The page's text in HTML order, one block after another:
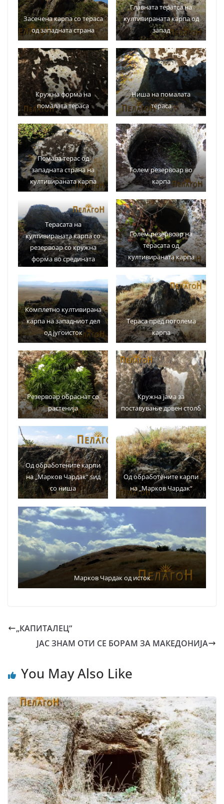
Засечена карпа со тераса
од западната страна
Главната тератса на
култивираната карпа од
запад
Кружна форма на
помалата тераса
Ниша на помалата
тераса
Помала терас од
западната страна на
култивираната карпа
Голем резервоар во
карпа
Терасата на
култивираната карпа со
резервоар со кружна
форма во средината
Голем резервоар на
терасата од
култивираната карпа
Комплетно култивирана
карпа на западниот дел
од југоисток
Тераса пред поголема
карпа
Резервоар обраснат со
растенија
Кружна јама за
поставување дрвен столб
Од обработените карпи
на „Марков Чардак“ ѕид
со ниша
Од обработените карпи
на „Марков Чардак“
Марков Чардак од исток
„КАПИТАЛЕЦ“
ЈАС ЗНАМ ОТИ СЕ БОРАМ ЗА МАКЕДОНИЈА
You May Also Like